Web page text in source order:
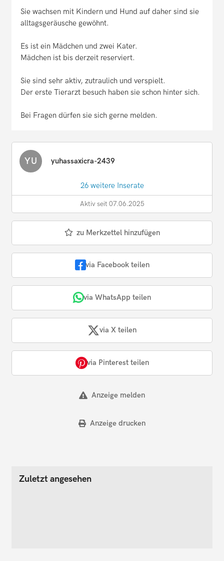
Sie wachsen mit Kindern und Hund auf daher sind sie
alltagsgeräusche gewöhnt.
Es ist ein Mädchen und zwei Kater.
Mädchen ist bis derzeit reserviert.
Sie sind sehr aktiv, zutraulich und verspielt.
Der erste Tierarzt besuch haben sie schon hinter sich.
Bei Fragen dürfen sie sich gerne melden.
YU yuhassaxicra-2439
26 weitere Inserate
Aktiv seit 07.06.2025
zu Merkzettel hinzufügen
via Facebook teilen
via WhatsApp teilen
via X teilen
via Pinterest teilen
Anzeige melden
Anzeige drucken
Zuletzt angesehen